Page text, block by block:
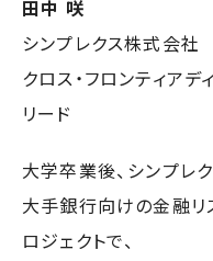
田中 咲
シンプレクス株式会社
クロス・フロンティアデ
リード
大学卒業後、シンプレ
大手銀行向けの金融リ
ロジェクトで、